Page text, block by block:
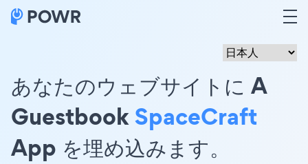
あなたのウェブサイトに A
GuestbookSpaceCraft
App を埋め込みます。